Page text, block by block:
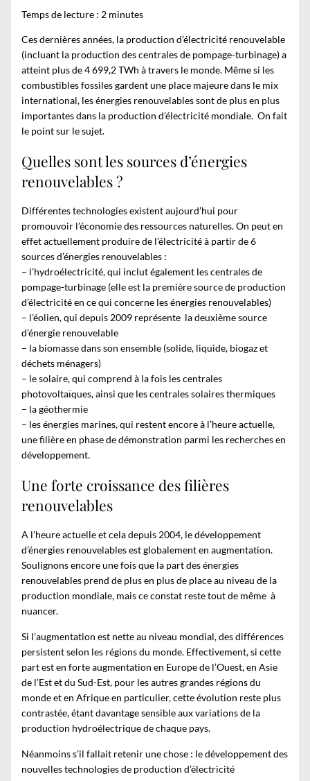
Temps de lecture : 2 minutes
Ces dernières années, la production d’électricité renouvelable
(incluant la production des centrales de pompage-turbinage) a
atteint plus de 4 699,2 TWh à travers le monde. Même si les
combustibles fossiles gardent une place majeure dans le mix
international, les énergies renouvelables sont de plus en plus
importantes dans la production d’électricité mondiale. On fait
le point sur le sujet.
Quelles sont les sources d’énergies
renouvelables ?
Différentes technologies existent aujourd’hui pour
promouvoir l’économie des ressources naturelles. On peut en
effet actuellement produire de l’électricité à partir de 6
sources d’énergies renouvelables :
– l’hydroélectricité, qui inclut également les centrales de
pompage-turbinage (elle est la première source de production
d’électricité en ce qui concerne les énergies renouvelables)
– l’éolien, qui depuis 2009 représente la deuxième source
d’énergie renouvelable
– la biomasse dans son ensemble (solide, liquide, biogaz et
déchets ménagers)
– le solaire, qui comprend à la fois les centrales
photovoltaïques, ainsi que les centrales solaires thermiques
– la géothermie
– les énergies marines, qui restent encore à l’heure actuelle,
une filière en phase de démonstration parmi les recherches en
développement.
Une forte croissance des filières
renouvelables
A l’heure actuelle et cela depuis 2004, le développement
d’énergies renouvelablesest globalement en augmentation.
Soulignons encore une fois que la part des énergies
renouvelables prend de plus en plus de place au niveau de la
production mondiale, mais ce constat reste tout de même à
nuancer.
Si l’augmentation est nette au niveau mondial, des différences
persistent selon les régions du monde. Effectivement, si cette
part est en forte augmentation en Europe de l’Ouest, en Asie
de l’Est et du Sud-Est, pour les autres grandes régions du
monde et en Afrique en particulier, cette évolution reste plus
contrastée, étant davantage sensible aux variations de la
production hydroélectrique de chaque pays.
Néanmoins s’il fallait retenir une chose : le développement des
nouvelles technologies de production d’électricité